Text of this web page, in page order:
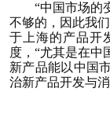
“中国市场的
不够的，因此我
于上海的产品开
度，“尤其是在中
新产品能以中国
治新产品开发与